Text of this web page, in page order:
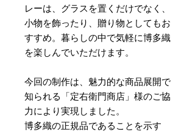
レーは、グラスを置くだけでなく、
小物を飾ったり、贈り物としてもお
すすめ。暮らしの中で気軽に博多織
を楽しんでいただけます。
今回の制作は、魅力的な商品展開で
知られる「定右衛門商店」様のご協
力により実現しました。
博多織の正規品であることを示す